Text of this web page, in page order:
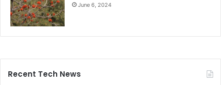
June 6, 2024
Recent Tech News